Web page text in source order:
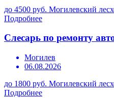
до 4500 руб. Могилевский
Подробнее
Слесарь по ремонту
Могилев
06.08.2026
до 1800 руб. Могилевский
Подробнее